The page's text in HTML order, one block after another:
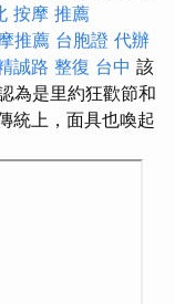
按摩 推薦
推薦 台胞證 代辦
誠路 整復 台中 該
為是里約狂歡節和
統上，面具也喚起